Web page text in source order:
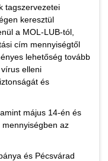
tagszervezetei
keresztül
a MOL-LUB-tól,
cím mennyiségtől
lehetőség tovább
elleni
és
május 14-én és
az
és Pécsvárad